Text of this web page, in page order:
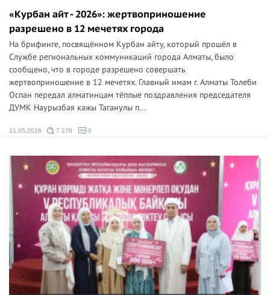
«Курбан айт - 2026»: жертвоприношение
разрешено в 12 мечетях города
На брифинге, посвящённом Курбан айту, который прошёл в
Службе региональных коммуникаций города Алматы, было
сообщено, что в городе разрешено совершать
жертвоприношение в 12 мечетях. Главный имам г. Алматы Толеби
Оспан передал алматинцам тёплые поздравления председателя
ДУМК Наурызбая кажы Таганулы п...
21.05.2026 7 278 0